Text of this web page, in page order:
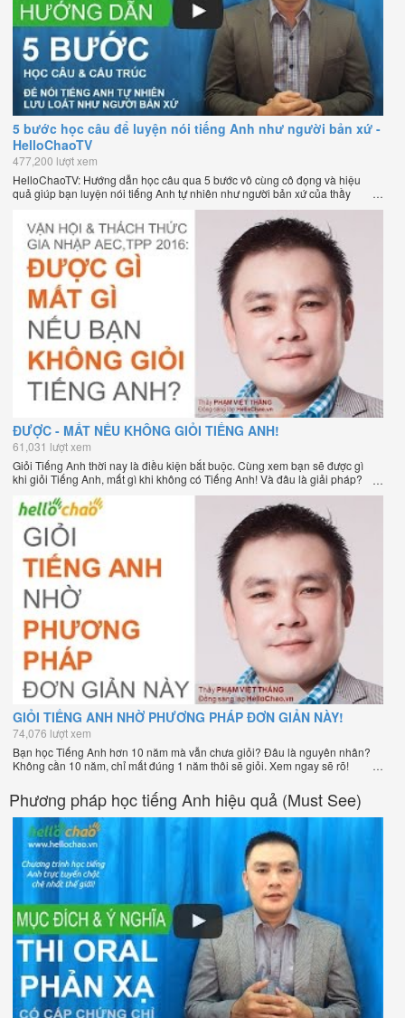
5 bước học câu để luyện nói tiếng Anh như người bản xứ -
HelloChaoTV
477,200 lượt xem
HelloChaoTV: Hướng dẫn học câu qua 5 bước vô cùng cô đọng và hiệu
quả giúp bạn luyện nói tiếng Anh tự nhiên như người bản xứ của thầy
Phạm Việt Thắng, đồng sáng lập HelloChao.vn - Chương trình dạy tiếng
Anh trực tuyến chặt chẽ nhất thế giới.
ĐƯỢC - MẤT NẾU KHÔNG GIỎI TIẾNG ANH!
61,031 lượt xem
Giỏi Tiếng Anh thời nay là điều kiện bắt buộc. Cùng xem bạn sẽ được gì
khi giỏi Tiếng Anh, mất gì khi không có Tiếng Anh! Và đâu là giải pháp?
GIỎI TIẾNG ANH NHỜ PHƯƠNG PHÁP ĐƠN GIẢN NÀY!
74,076 lượt xem
Bạn học Tiếng Anh hơn 10 năm mà vẫn chưa giỏi? Đâu là nguyên nhân?
Không cần 10 năm, chỉ mất đúng 1 năm thôi sẽ giỏi. Xem ngay sẽ rõ!
Phương pháp học tiếng Anh hiệu quả (Must See)